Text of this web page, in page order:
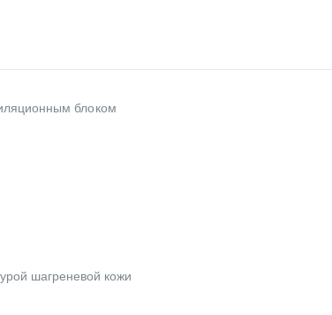
блоком
шагреневой кожи